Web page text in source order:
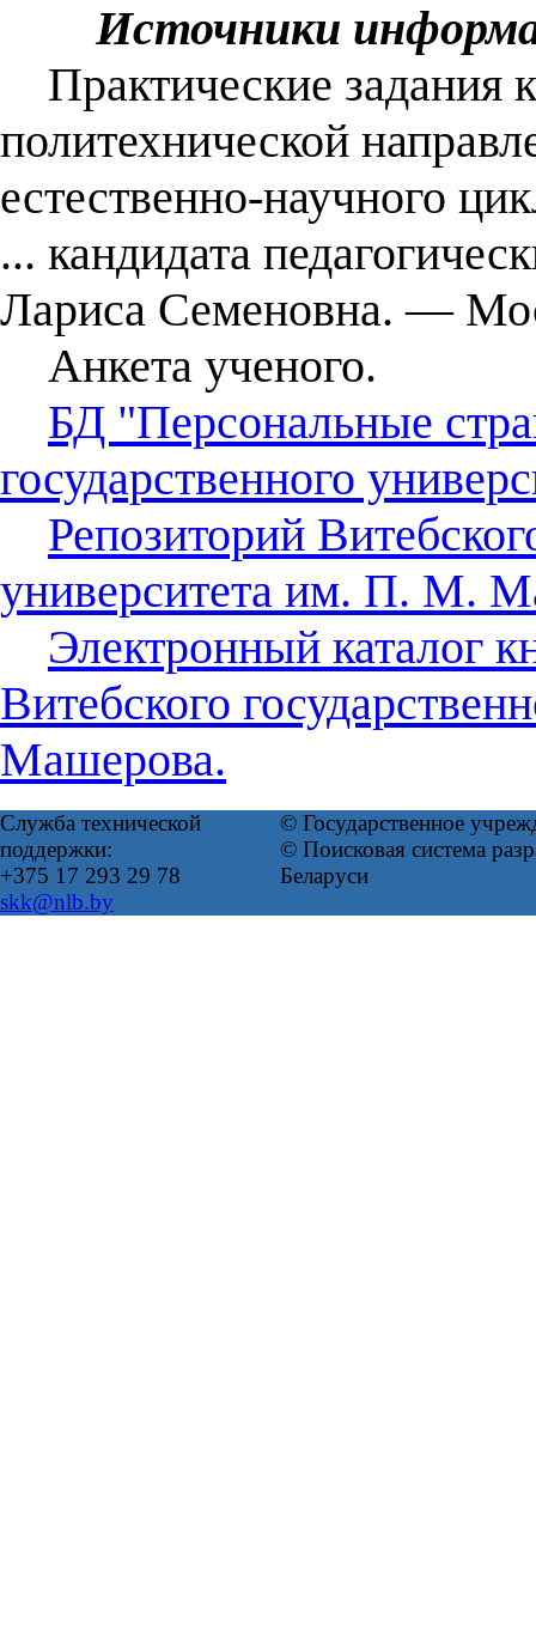
Источники
Практические задания
политехнической
естественно-научного
... кандидата
Лариса Семеновна. ―
Анкета ученого.
БД "Персональные
государственного
Репозиторий
университета им. П. М.
Электронный каталог
Витебского
Машерова.
Служба технической
поддержки:
+375 17 293 29 78
skk@nlb.by
© Государственное
© Поисковая система
Беларуси